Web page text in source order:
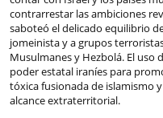
contrarrestar las ambiciones
saboteó el delicado equilibrio
jomeinista y a grupos
Musulmanes y Hezbolá. El uso
poder estatal iraníes para
tóxica fusionada de islamismo
alcance extraterritorial.